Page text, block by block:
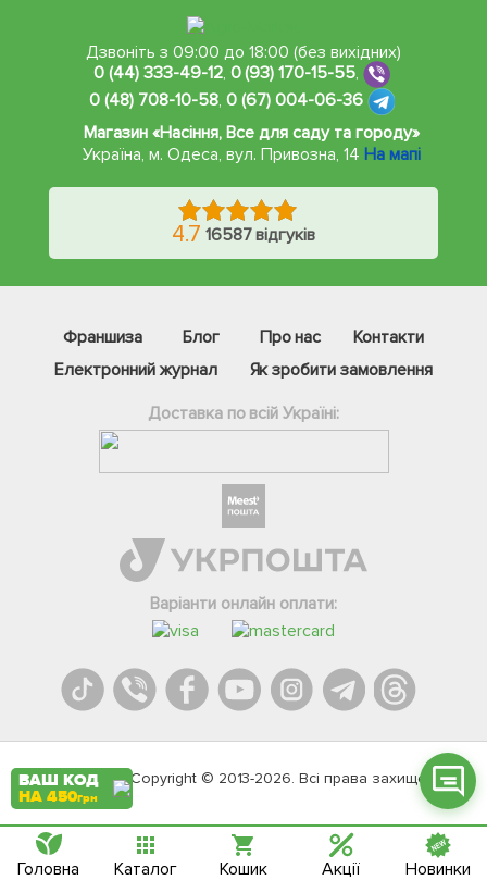
Дзвоніть з 09:00 до 18:00 (без вихідних)
0 (44) 333-49-12, 0 (93) 170-15-55,
0 (48) 708-10-58, 0 (67) 004-06-36
Магазин «Насіння, Все для саду та городу»
Україна, м. Одеса,вул. Привозна, 14 На мапі
4.7 16587 відгуків
Франшиза Блог Про нас
Контакти
Електронний журнал
Як зробити замовлення
Доставка по всій Україні:
Варіанти онлайн оплати:
Agromarket.Copyright © 2013-2026. Всі права захищені
Телеграм
Вайбер
Онлайн чат
ВАШ КОД
НА 450грн
Головна Каталог Кошик Акції Новинки